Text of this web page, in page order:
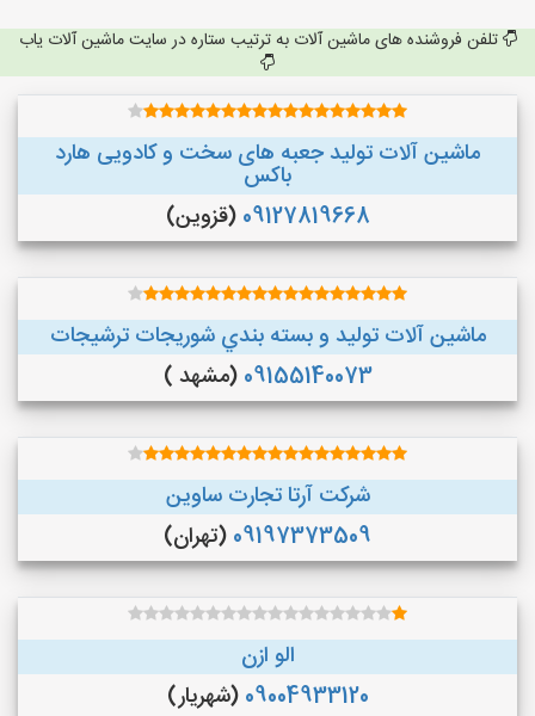
تلفن فروشنده های ماشین آلات به ترتیب ستاره در سایت ماشین آلات یاب
ماشین آلات تولید جعبه های سخت و کادویی هارد
باکس
09127819668 (قزوین)
ماشین آلات توليد و بسته بندي شوريجات ترشيجات
09155140073 (مشهد )
شرکت آرتا تجارت ساوین
09197373509 (تهران)
الو ازن
09004933120 (شهریار)